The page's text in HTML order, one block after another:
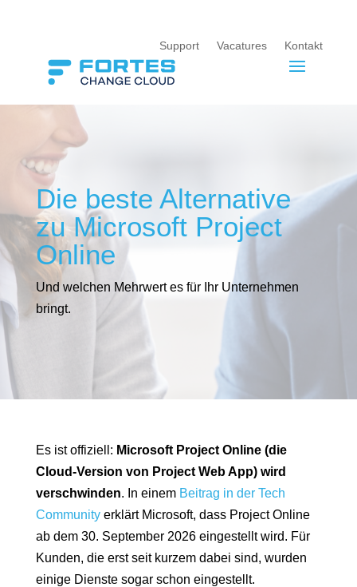
Support Vacatures Kontakt
Die beste Alternative
zu Microsoft Project
Online
Und welchen Mehrwert es für Ihr Unternehmen
bringt.
Es ist offiziell: Microsoft Project Online (die
Cloud-Version von Project Web App) wird
verschwinden. In einem Beitrag in der Tech
Communityerklärt Microsoft, dass Project Online
ab dem 30. September 2026 eingestellt wird. Für
Kunden, die erst seit kurzem dabei sind, wurden
einige Dienste sogar schon eingestellt.